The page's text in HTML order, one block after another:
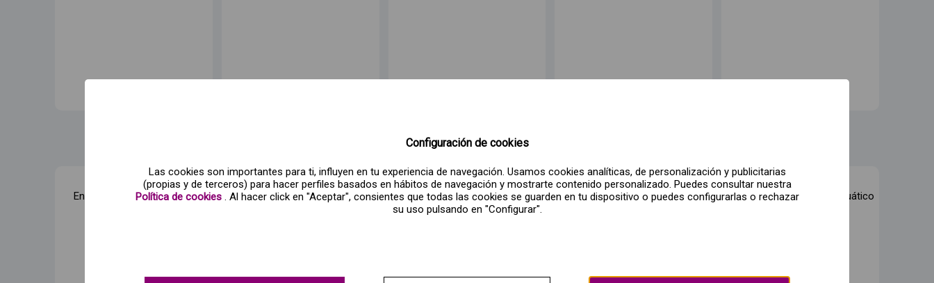
Entradas combinadas con
Ciudad de las Artes y las
PortAventura World Ferrari Land
Illa Fantasía - El parque acuático
Configuración de cookies
Las cookies son importantes para ti, influyen en tu experiencia de navegación. Usamos cookies analíticas, de personalización y publicitarias
(propias y de terceros) para hacer perfiles basados en hábitos de navegación y mostrarte contenido personalizado. Puedes consultar nuestra
Política de cookies. Al hacer click en "Aceptar", consientes que todas las cookies se guarden en tu dispositivo o puedes configurarlas o rechazar
su uso pulsando en "Configurar".